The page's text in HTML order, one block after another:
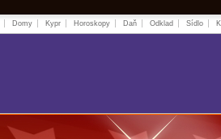
Domy Kypr Horoskopy Daň Odklad Sídlo